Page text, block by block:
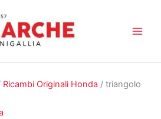
Ricambi Originali Honda / triangolo